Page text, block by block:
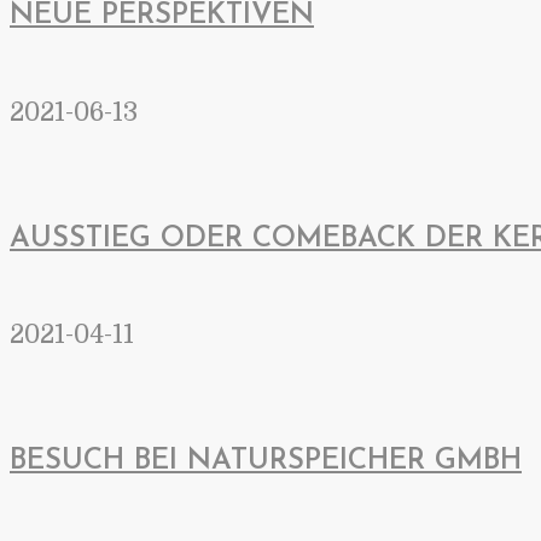
NEUE PERSPEKTIVEN
2021-06-13
AUSSTIEG ODER COMEBACK DER
2021-04-11
BESUCH BEI NATURSPEICHER GMBH